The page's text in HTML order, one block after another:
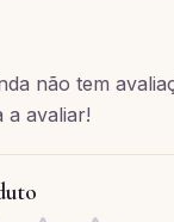
não tem
a avaliar!